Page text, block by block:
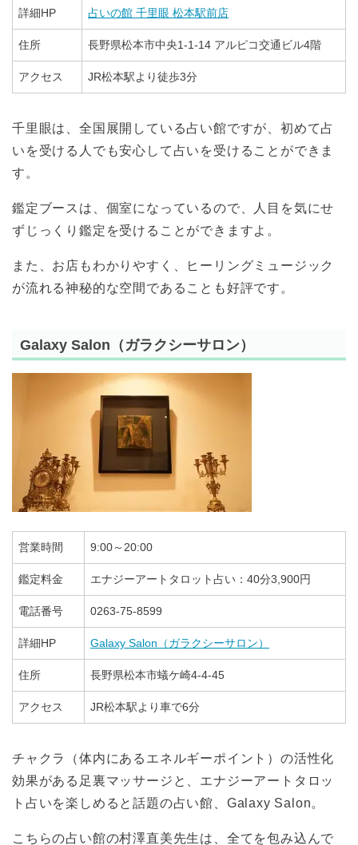
詳細HP 占いの館 千里眼 松本駅前店
住所 長野県松本市中央1-1-14 アルピコ交通ビル4階
アクセス JR松本駅より徒歩3分
千里眼は、全国展開している占い館ですが、初めて占
いを受ける人でも安心して占いを受けることができま
す。
鑑定ブースは、個室になっているので、人目を気にせ
ずじっくり鑑定を受けることができますよ。
また、お店もわかりやすく、ヒーリングミュージック
が流れる神秘的な空間であることも好評です。
Galaxy Salon（ガラクシーサロン）
営業時間 9:00～20:00
鑑定料金 エナジーアートタロット占い：40分3,900円
電話番号 0263-75-8599
詳細HP Galaxy Salon（ガラクシーサロン）
住所 長野県松本市蟻ケ崎4-4-45
アクセス JR松本駅より車で6分
チャクラ（体内にあるエネルギーポイント）の活性化
効果がある足裏マッサージと、エナジーアートタロッ
ト占いを楽しめると話題の占い館、Galaxy Salon。
こちらの占い館の村澤直美先生は、全てを包み込んで